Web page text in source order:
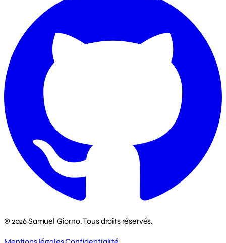
© 2026 Samuel Giorno. Tous droits réservés.